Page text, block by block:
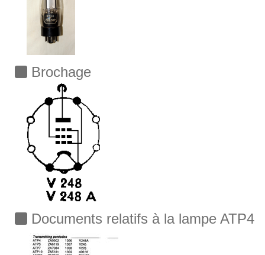
Brochage
Documents relatifs à la lampe ATP4